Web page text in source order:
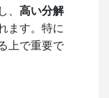
し、 高い分解
ます。特に
上で重要で